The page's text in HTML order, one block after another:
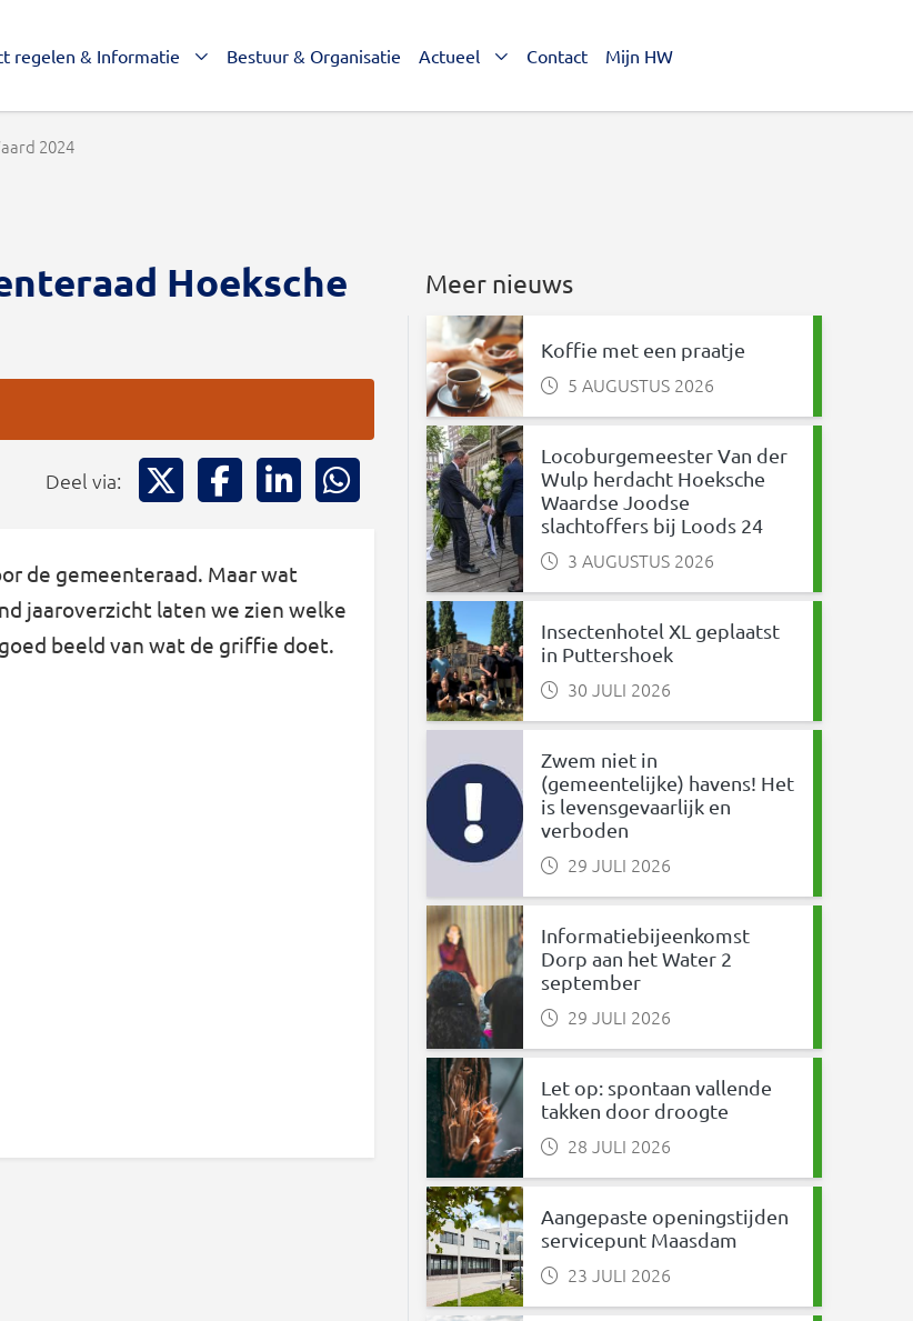
regelen & Informatie Bestuur & Organisatie Actueel Contact Mijn HW
2024
Hoeksche
Deel via: Deel via XDeel via Facebook
Deel via LinkedIn
Deel via WhatsApp
de gemeenteraad. Maar wat
jaaroverzicht laten we zien welke
beeld van wat de griffie doet.
Meer nieuws
Koffie met een praatje
5 AUGUSTUS 2026
Locoburgemeester Van der
Wulp herdacht Hoeksche
Waardse Joodse
slachtoffers bij Loods 24
3 AUGUSTUS 2026
Insectenhotel XL geplaatst
in Puttershoek
30 JULI 2026
Zwem niet in
(gemeentelijke) havens! Het
is levensgevaarlijk en
verboden
29 JULI 2026
Informatiebijeenkomst
Dorp aan het Water 2
september
29 JULI 2026
Let op: spontaan vallende
takken door droogte
28 JULI 2026
Aangepaste openingstijden
servicepunt Maasdam
23 JULI 2026